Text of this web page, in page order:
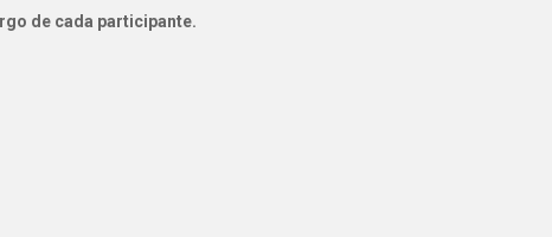
de cada participante.